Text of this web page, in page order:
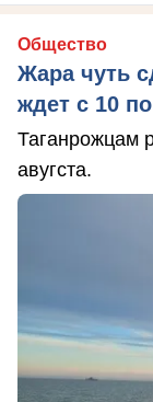
Общество
Жара чуть
ждет с 10
Таганрожцам
авугста.